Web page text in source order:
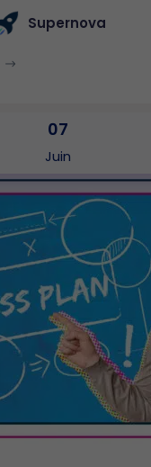
Supernova
07
Juin